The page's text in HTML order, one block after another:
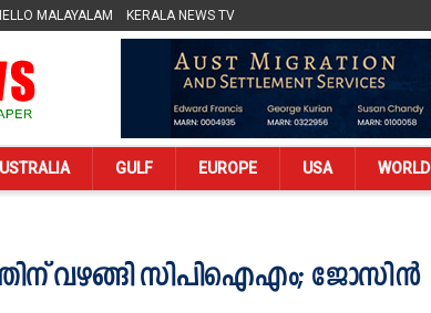
MALAYALAM KERALA NEWS TV
GULF EUROPE USA WORLD
വഴങ്ങി സിപിഐഎം; ജോസിന്‍